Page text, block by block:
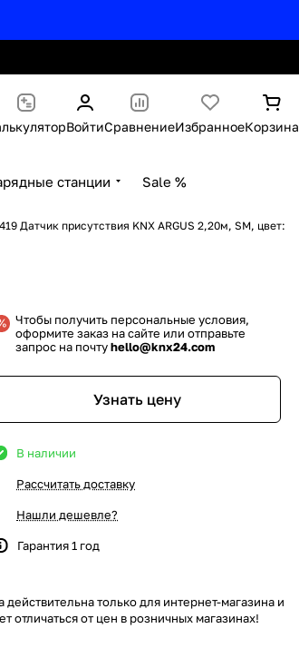
ВойтиСравнениеИзбранноеКорзина
станции Sale %
Датчик присутствия KNX ARGUS 2,20м, SM, цвет:
Чтобы получить персональные условия,
оформите заказ на сайте или отправьте
запрос на почтуhello@knx24.com
Узнать цену
В наличии
Рассчитать доставку
Нашли дешевле?
Гарантия 1 год
действительна только для интернет-магазина и
отличаться от цен в розничных магазинах!